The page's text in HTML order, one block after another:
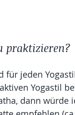
praktizieren?
für jeden
Yogastil
dann würde